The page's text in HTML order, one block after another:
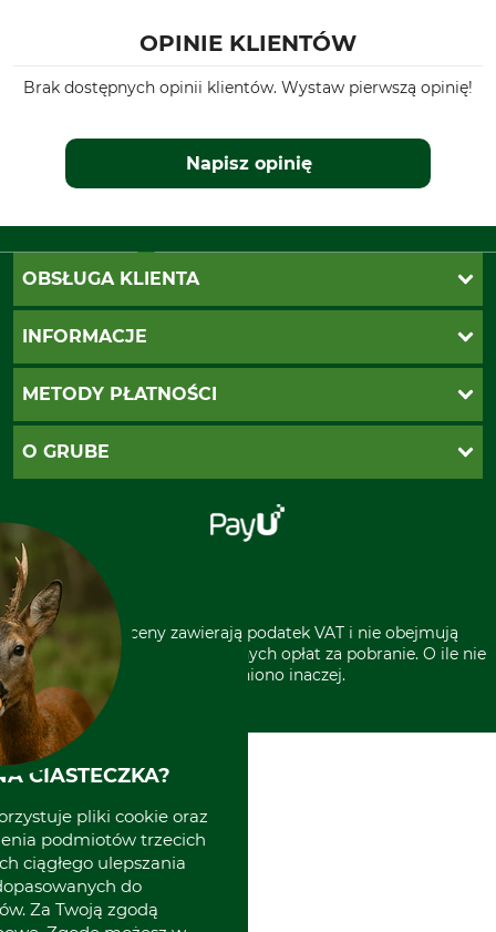
OPINIE KLIENTÓW
Brak dostępnych opinii klientów. Wystaw pierwszą opinię!
Napisz opinię
OBSŁUGA KLIENTA
Katalogi Grube
Ustawienia plików cookie
INFORMACJE
Koszty dostawy
Odstąpienie od zamówienia
METODY PŁATNOŚCI
PayU
O GRUBE
Kontakt
Grube w Europie
* Wszystkie ceny zawierają podatek VAT i nie obejmują
kosztów wysyłki lub ewentualnych opłat za pobranie. O ile nie
wyszczególniono inaczej.
CIASTECZKA?
pliki cookie oraz
podmiotów trzecich
ciągłego ulepszania
do
Za Twoją zgodą